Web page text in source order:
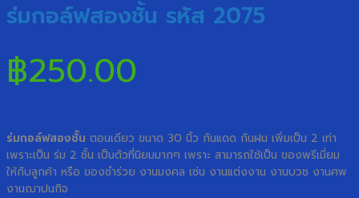
ร่มกอล์ฟสองชั้น รหัส 2075
฿250.00
ร่มกอล์ฟสองชั้น ตอนเดียว ขนาด 30 นิ้ว กันแดด กันฝน เพิ่มเป็น 2 เท่า
เพราะเป็น ร่ม 2 ชั้น เป็นตัวที่นิยมมากๆ เพราะ สามารถใช้เป็น ของพรีเมี่ยม
ให้กับลูกค้า หรือ ของชำร่วย งานมงคล เช่น งานแต่งงาน งานบวช งานศพ
งานฌาปนกิจ